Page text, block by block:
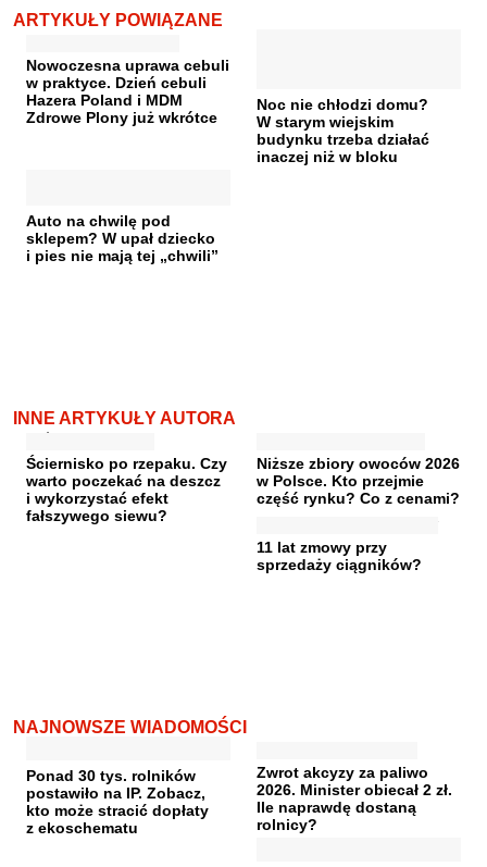
ARTYKUŁY POWIĄZANE
Nowoczesna uprawa cebuli
w praktyce. Dzień cebuli
Hazera Poland i MDM
Zdrowe Plony już wkrótce
Noc nie chłodzi domu?
W starym wiejskim
budynku trzeba działać
inaczej niż w bloku
Auto na chwilę pod
sklepem? W upał dziecko
i pies nie mają tej „chwili”
INNE ARTYKUŁY AUTORA
Ściernisko po rzepaku. Czy
warto poczekać na deszcz
i wykorzystać efekt
fałszywego siewu?
Niższe zbiory owoców 2026
w Polsce. Kto przejmie
część rynku? Co z cenami?
11 lat zmowy przy
sprzedaży ciągników?
NAJNOWSZE WIADOMOŚCI
Ponad 30 tys. rolników
postawiło na IP. Zobacz,
kto może stracić dopłaty
z ekoschematu
Zwrot akcyzy za paliwo
2026. Minister obiecał 2 zł.
Ile naprawdę dostaną
rolnicy?